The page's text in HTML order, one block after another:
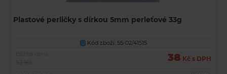
Plastové perličky s dírkou 5mm perleťové 33g
U
Kód zboží: 55-02/41515
38 Kč s DPH